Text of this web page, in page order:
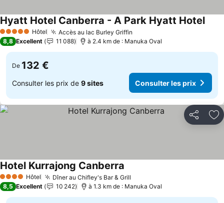
5 Étoiles Hôtel Accès au lac Burley Griffin
Hyatt Hotel Canberra - A Park Hyatt Hotel
8,8 Excellent 11 088 à 2.4 km de : Manuka Oval
De 132 €
Consulter les prix de 9 sites Consulter les prix
Partager
4 Étoiles Hôtel Dîner au Chifley's Bar & Grill
Hotel Kurrajong Canberra
8,5 Excellent 10 242 à 1.3 km de : Manuka Oval